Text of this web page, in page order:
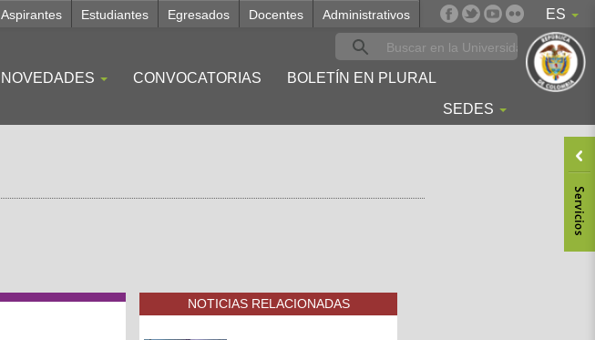
ES
Aspirantes Estudiantes Egresados Docentes Administrativos
NOVEDADES CONVOCATORIAS
BOLETÍN EN PLURAL
SEDES
NOTICIAS RELACIONADAS